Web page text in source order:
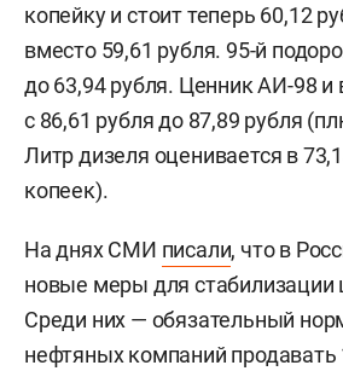
копейку и стоит теперь 60,12
вместо 59,61 рубля. 95-й
до 63,94 рубля. Ценник АИ-98
с 86,61 рубля до 87,89 рубля
Литр дизеля оценивается в
копеек).
На днях СМИ писали, что в
новые меры для стабилизации
Среди них — обязательный
нефтяных компаний продавать